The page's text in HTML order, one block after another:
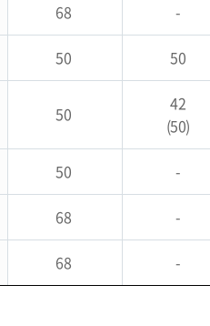
68 -
50 50
50
42
(50)
50 -
68 -
68 -